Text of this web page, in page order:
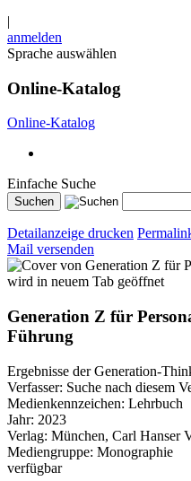
|
anmelden
Sprache auswählen
Online-Katalog
Online-Katalog
Einfache Suche
Detailanzeige drucken
Mail versenden
wird in neuem Tab geöffnet
Generation Z für
Führung
Ergebnisse der Generation-
Verfasser: Suche nach diesem
Medienkennzeichen: Lehrbuch
Jahr: 2023
Verlag: München, Carl Hanser
Mediengruppe: Monographie
verfügbar